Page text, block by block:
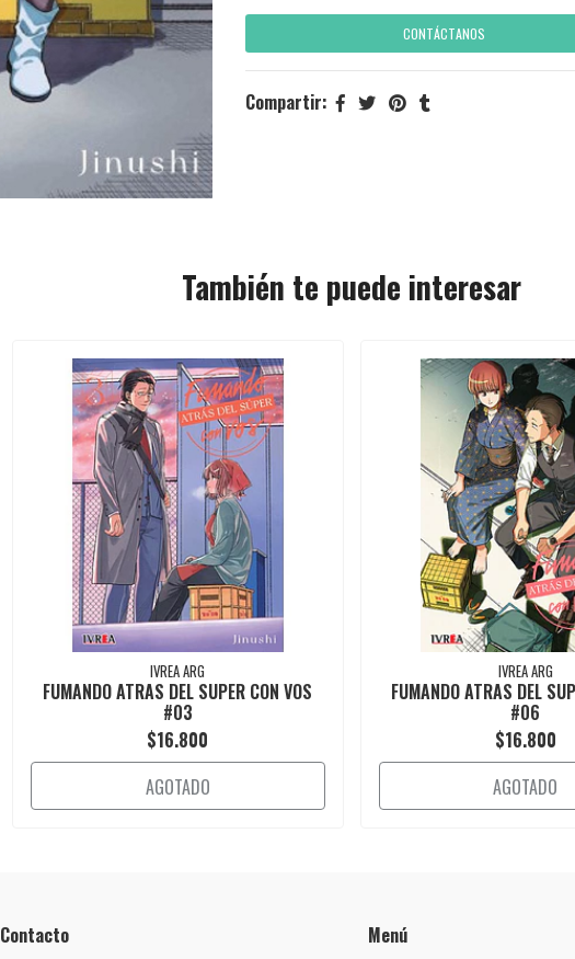
CONTÁCTANOS
Compartir:
También te puede interesar
IVREA ARG
FUMANDO ATRAS DEL SUPER CON VOS
#03
$16.800
AGOTADO
IVREA ARG
FUMANDO ATRAS DEL
#06
$16.800
AGOTADO
Contacto Menú